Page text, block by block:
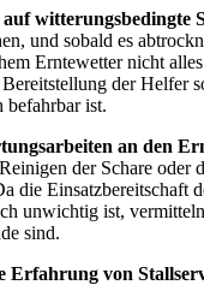
witterungsbedingte
und sobald es
Erntewetter nicht
der Helfer
befahrbar ist.
an den
der Schare oder
die Einsatzbereitschaft
unwichtig ist,
sind.
Erfahrung von